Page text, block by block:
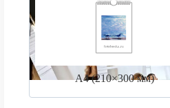
А4 (210×300 мм)